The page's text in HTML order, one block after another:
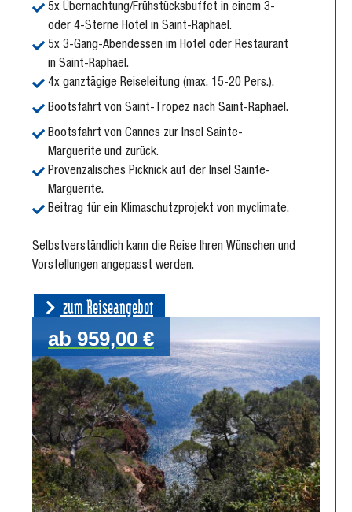
5x Übernachtung/Frühstücksbuffet in einem 3-
oder 4-Sterne Hotel in Saint-Raphaël.
5x 3-Gang-Abendessen im Hotel oder Restaurant
in Saint-Raphaël.
4x ganztägige Reiseleitung (max. 15-20 Pers.).
Bootsfahrt von Saint-Tropez nach Saint-Raphaël.
Bootsfahrt von Cannes zur Insel Sainte-
Marguerite und zurück.
Provenzalisches Picknick auf der Insel Sainte-
Marguerite.
Beitrag für ein Klimaschutzprojekt von myclimate.
Selbstverständlich kann die Reise Ihren Wünschen und
Vorstellungen angepasst werden.
zum Reiseangebot
ab 959,00 €